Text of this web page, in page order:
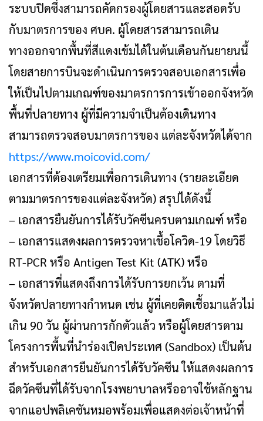
ระบบปิดซึ่งสามารถคัดกรองผู้โดยสารและสอดรับ
กับมาตรการของ ศบค. ผู้โดยสารสามารถเดิน
ทางออกจากพื้นที่สีแดงเข้มได้ในต้นเดือนกันยายนนี้
โดยสายการบินจะดำเนินการตรวจสอบเอกสารเพื่อ
ให้เป็นไปตามเกณฑ์ของมาตรการการเข้าออกจังหวัด
พื้นที่ปลายทาง ผู้ที่มีความจำเป็นต้องเดินทาง
สามารถตรวจสอบมาตรการของ แต่ละจังหวัดได้จาก
https://www.moicovid.com/
เอกสารที่ต้องเตรียมเพื่อการเดินทาง (รายละเอียด
ตามมาตรการของแต่ละจังหวัด) สรุปได้ดังนี้
– เอกสารยืนยันการได้รับวัคซีนครบตามเกณฑ์ หรือ
– เอกสารแสดงผลการตรวจหาเชื้อโควิด-19 โดยวิธี
RT-PCR หรือ Antigen Test Kit (ATK) หรือ
– เอกสารที่แสดงถึงการได้รับการยกเว้น ตามที่
จังหวัดปลายทางกำหนด เช่น ผู้ที่เคยติดเชื้อมาแล้วไม่
เกิน 90 วัน ผู้ผ่านการกักตัวแล้ว หรือผู้โดยสารตาม
โครงการพื้นที่นำร่องเปิดประเทศ (Sandbox) เป็นต้น
สำหรับเอกสารยืนยันการได้รับวัคซีน ให้แสดงผลการ
ฉีดวัคซีนที่ได้รับจากโรงพยาบาลหรืออาจใช้หลักฐาน
จากแอปพลิเคชันหมอพร้อมเพื่อแสดงต่อเจ้าหน้าที่